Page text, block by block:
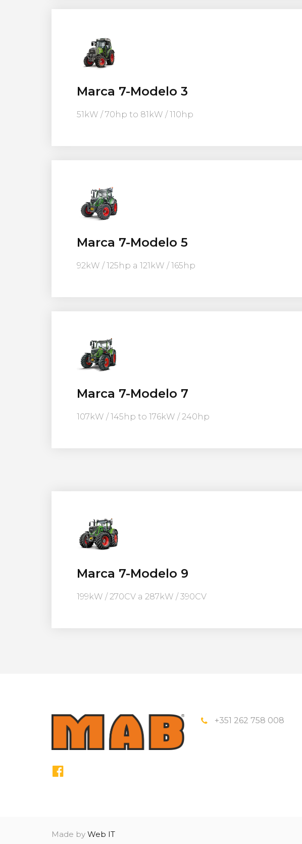
Marca 7-Modelo 3
51kW / 70hp to 81kW / 110hp
Marca 7-Modelo 5
92kW / 125hp a 121kW / 165hp
Marca 7-Modelo 7
107kW / 145hp to 176kW / 240hp
Marca 7-Modelo 9
199kW / 270CV a 287kW / 390CV
+351 262 758 008
Made by Web IT